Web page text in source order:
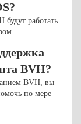
работать
BVH?
BVH, вы
по мере